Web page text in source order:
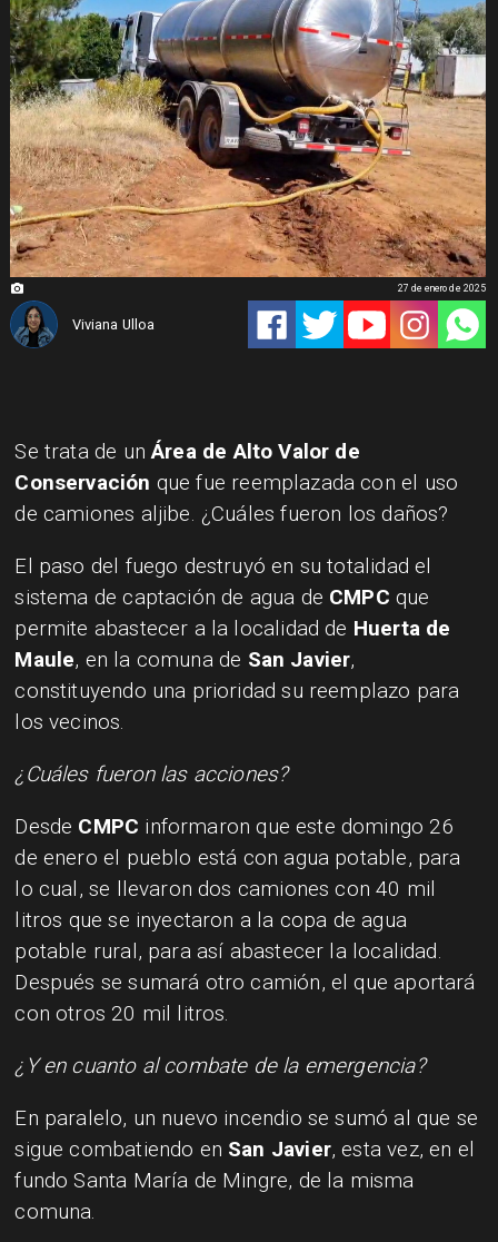
Viviana Ulloa
27 de enero de 2025
Se trata de unÁrea de Alto Valor de
Conservación que fue reemplazada con el uso
de camiones aljibe. ¿Cuáles fueron los daños?
El paso del fuego destruyó en su totalidad el
sistema de captación de agua de CMPC que
permite abastecer a la localidad de Huerta de
Maule, en la comuna de San Javier,
constituyendo una prioridad su reemplazo para
los vecinos.
¿Cuáles fueron las acciones?
Desde CMPC informaron que este domingo 26
de enero el pueblo está con agua potable, para
lo cual, se llevaron dos camiones con 40 mil
litros que se inyectaron a la copa de agua
potable rural, para así abastecer la localidad.
Después se sumará otro camión, el que aportará
con otros 20 mil litros.
¿Y en cuanto al combate de la emergencia?
En paralelo, un nuevo incendio se sumó al que se
sigue combatiendo en San Javier, esta vez, en el
fundo Santa María de Mingre, de la misma
comuna.